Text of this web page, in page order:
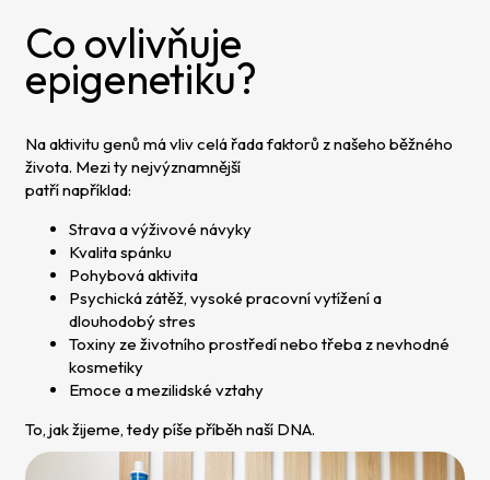
Co ovlivňuje
epigenetiku?
Na aktivitu genů má vliv celá řada faktorů z našeho běžného
života. Mezi ty nejvýznamnější
patří například:
Strava a výživové návyky
Kvalita spánku
Pohybová aktivita
Psychická zátěž, vysoké pracovní vytížení a
dlouhodobý stres
Toxiny ze životního prostředí nebo třeba z nevhodné
kosmetiky
Emoce a mezilidské vztahy
To, jak žijeme, tedy píše příběh naší DNA.